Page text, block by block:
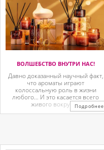
ВОЛШЕБСТВО ВНУТРИ НАС!
Давно доказанный научный факт,
что ароматы играют
колоссальную роль в жизни
любого… И это касается всего
живого вокруг. ...Подробнее